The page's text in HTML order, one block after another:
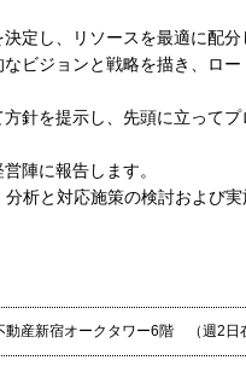
定し、リソースを最適に配分
ビジョンと戦略を描き、ロー
針を提示し、先頭に立ってプ
陣に報告します。
析と対応施策の検討および実
動産新宿オークタワー6階 （週2